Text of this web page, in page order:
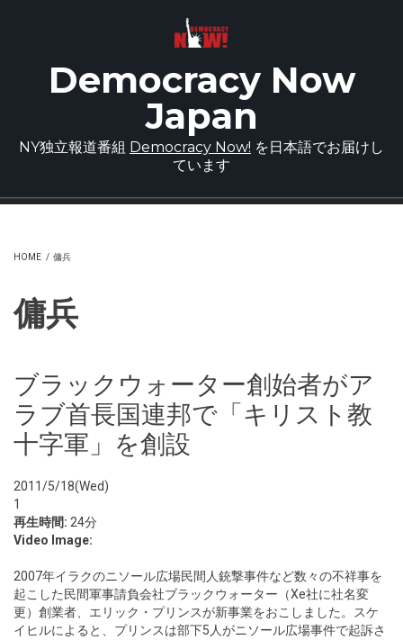
Democracy Now
Japan
NY独立報道番組 Democracy Now! を日本語でお届けし
ています
HOME / 傭兵
傭兵
ブラックウォーター創始者がア
ラブ首長国連邦で「キリスト教
十字軍」を創設
2011/5/18(Wed)
1
再生時間: 24分
Video Image:
2007年イラクのニソール広場民間人銃撃事件など数々の不祥事を
起こした民間軍事請負会社ブラックウォーター（Xe社に社名変
更）創業者、エリック・プリンスが新事業をおこしました。スケ
イヒルによると、プリンスは部下5人がニソール広場事件で起訴さ